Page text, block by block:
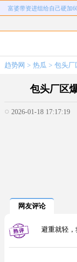
富婆带资进组给自己硬加
女子开一天一夜空调后二
女子用漏洞0元买了3千台
趋势网 > 热瓜 > 包头厂
包头厂区
2026-01-18 17:17:19
网友评论
避重就轻，